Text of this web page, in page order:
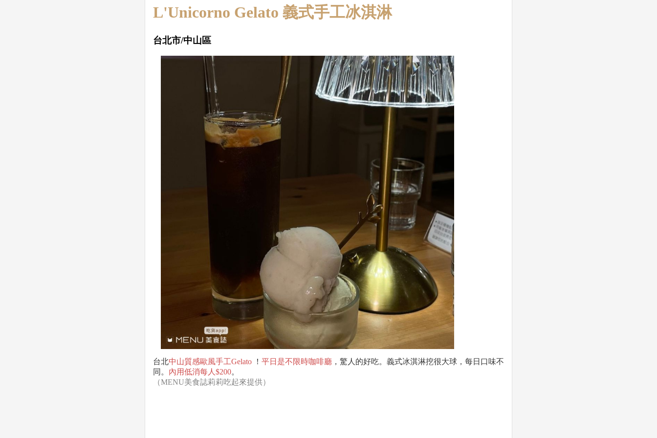
L'Unicorno Gelato 義式手工冰淇淋
台北市/中山區
台北中山質感歐風手工Gelato ！ 平日是不限時咖啡廳 ，驚人的好吃。義式冰淇淋挖很大球，每日口味不
同。 內用低消每人$200。
（MENU美食誌莉莉吃起來提供）